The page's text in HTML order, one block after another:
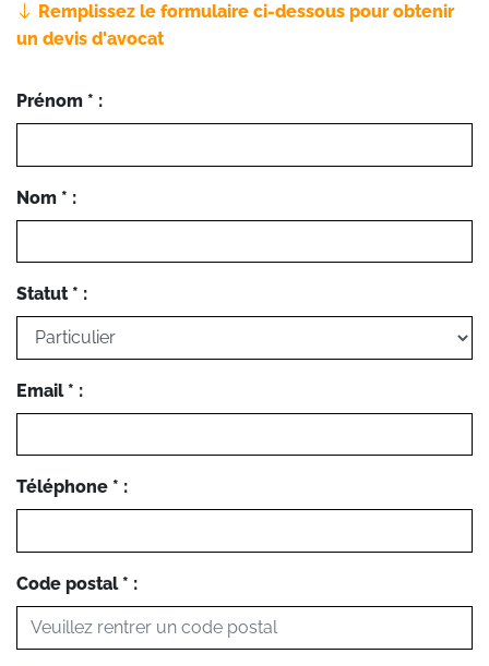
Remplissez le formulaire ci-dessous pour obtenir
un devis d'avocat
Prénom * :
Nom * :
Statut * :
Email * :
Téléphone * :
Code postal * :